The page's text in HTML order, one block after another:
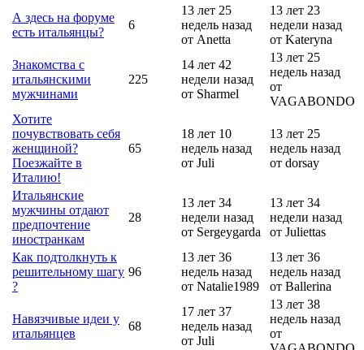
А здесь на форуме
есть итальянцы?
6
13 лет 25
недель назад
от Anetta
13 лет 23
недели назад
от Kateryna
Знакомства с
итальянскими
мужчинами
225
14 лет 42
недели назад
от Sharmel
13 лет 25
недель назад
от
VAGABONDO
Хотите
почувствовать себя
женщиной?
Поезжайте в
Италию!
65
18 лет 10
недель назад
от Juli
13 лет 25
недель назад
от dorsay
Итальянские
мужчины отдают
предпочтение
иностранкам
28
13 лет 34
недели назад
от Sergeygarda
13 лет 34
недели назад
от Juliettas
Как подтолкнуть к
решительному шагу
?
96
13 лет 36
недель назад
от Natalie1989
13 лет 36
недель назад
от Ballerina
Навязчивые идеи у
итальянцев
68
17 лет 37
недель назад
от Juli
13 лет 38
недель назад
от